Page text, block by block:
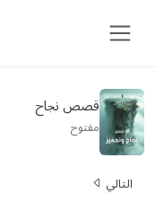
قصص نجاح
مفتوح
التالي